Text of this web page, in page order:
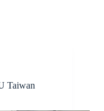
Taiwan